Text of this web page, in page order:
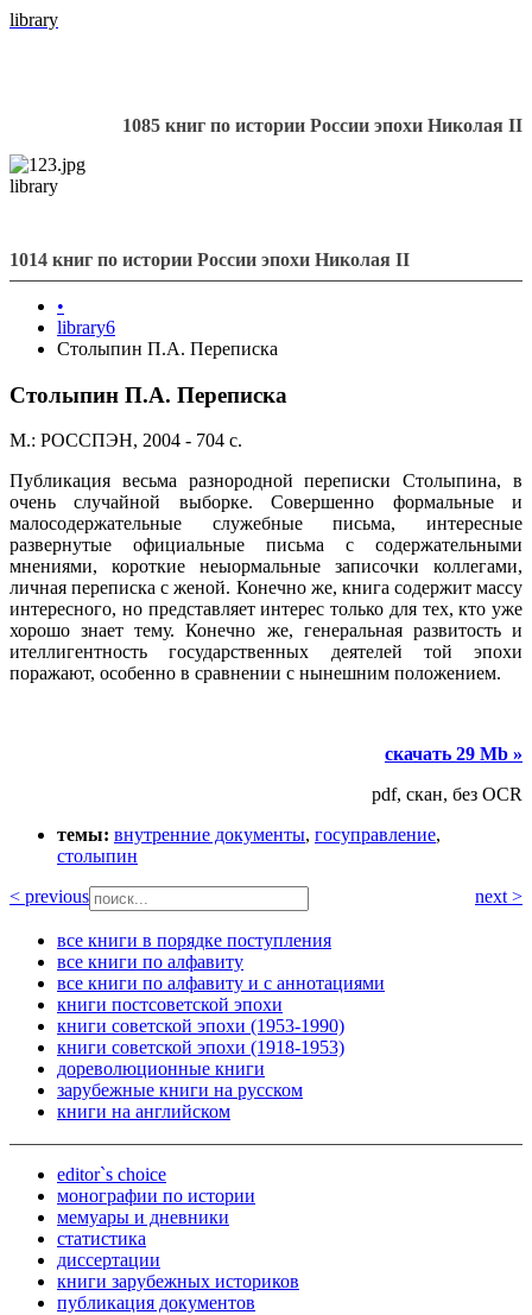
library
1085 книг по истории России эпохи Николая II
library
1014 книг по истории России эпохи Николая II
•
library6
Столыпин П.А. Переписка
Столыпин П.А. Переписка
М.: РОССПЭН, 2004 - 704 с.
Публикация весьма разнородной переписки Столыпина, в
очень случайной выборке. Совершенно формальные и
малосодержательные служебные письма, интересные
развернутые официальные письма с содержательными
мнениями, короткие неыормальные записочки коллегами,
личная переписка с женой. Конечно же, книга содержит массу
интересного, но представляет интерес только для тех, кто уже
хорошо знает тему. Конечно же, генеральная развитость и
ителлигентность государственных деятелей той эпохи
поражают, особенно в сравнении с нынешним положением.
скачать 29 Mb »
pdf, скан, без OCR
темы: внутренние документы, госуправление,
столыпин
< previous
next >
все книги в порядке поступления
все книги по алфавиту
все книги по алфавиту и с аннотациями
книги постсоветской эпохи
книги советской эпохи (1953-1990)
книги советской эпохи (1918-1953)
дореволюционные книги
зарубежные книги на русском
книги на английском
editor`s choice
монографии по истории
мемуары и дневники
статистика
диссертации
книги зарубежных историков
публикация документов